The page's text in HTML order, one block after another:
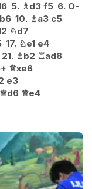
5. ♗d3 f5 6. O-
b6 10. ♗a3 c5
♘d7
17. ♘e1 e4
21. ♗b2 ♖ad8
♕xe6
e3
♕d6 ♕e4